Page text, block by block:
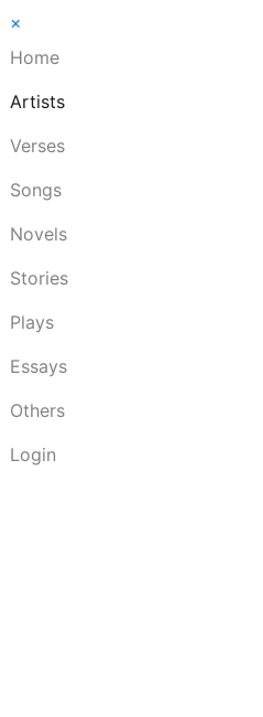
×
Home
Artists
Verses
Songs
Novels
Stories
Plays
Essays
Others
Login